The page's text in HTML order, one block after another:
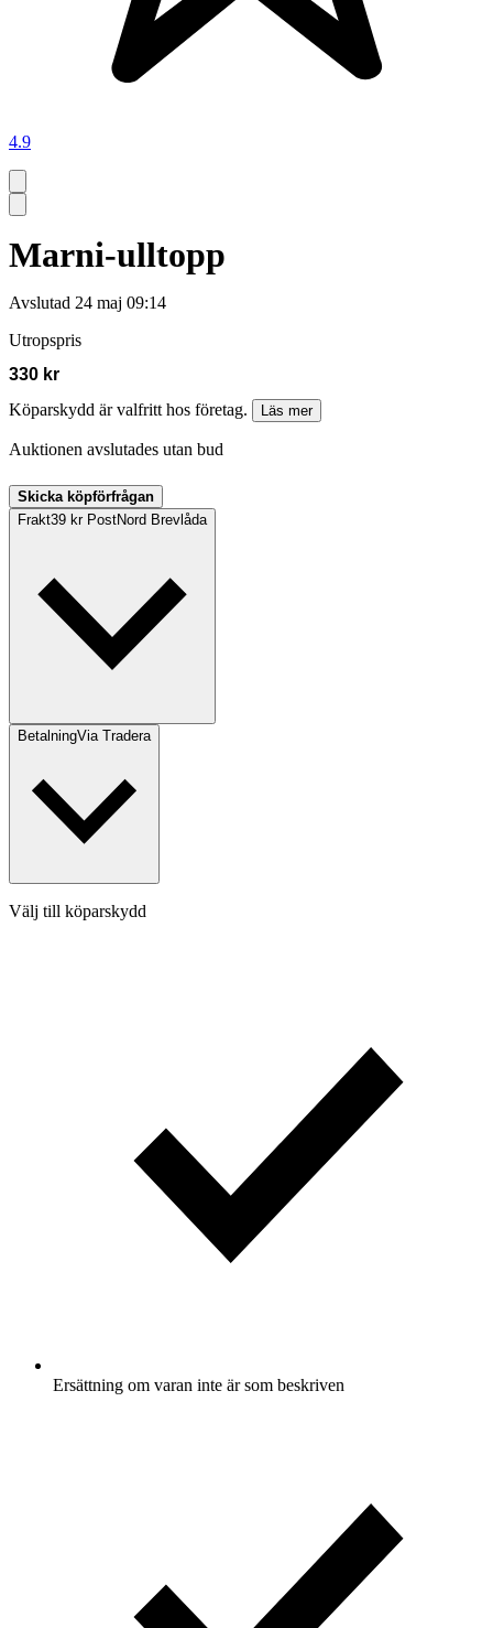
4.9
Marni-ulltopp
Avslutad 24 maj 09:14
Utropspris
330 kr
Köparskydd är valfritt hos företag.
Läs mer
Auktionen avslutades utan bud
Skicka köpförfrågan
Frakt39 kr PostNord Brevlåda
BetalningVia Tradera
Välj till köparskydd
Ersättning om varan inte är som beskriven